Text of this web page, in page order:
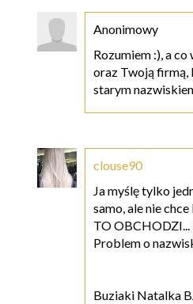
Anonimowy
Rozumiem :), a
oraz Twoją firmą,
starym
clouse90
Ja myślę tylko
samo, ale nie
TO OBCHODZI...
Problem o
Buziaki Natalka